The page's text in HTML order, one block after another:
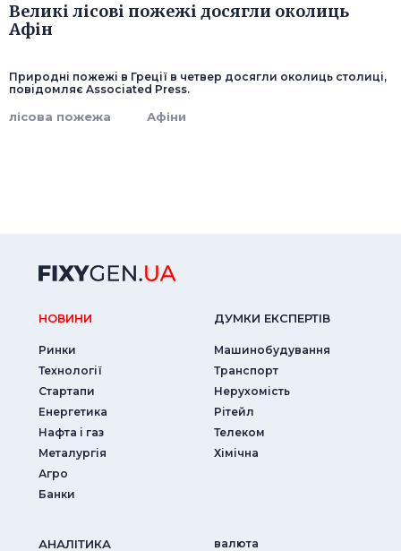
Великі лісові пожежі досягли околиць
Афін
Природні пожежі в Греції в четвер досягли околиць столиці,
повідомляє Associated Press.
лісова пожежа Афіни
НОВИНИ
Ринки
Технології
Стартапи
Енергетика
Нафта і газ
Металургія
Агро
Банки
ДУМКИ ЕКСПЕРТIВ
Машинобудування
Транспорт
Нерухомість
Рітейл
Телеком
Хімічна
АНАЛIТИКА валюта